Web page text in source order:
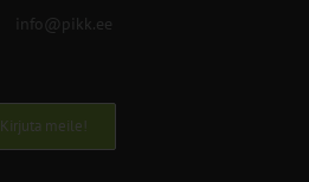
info@pikk.ee
Kirjuta meile!